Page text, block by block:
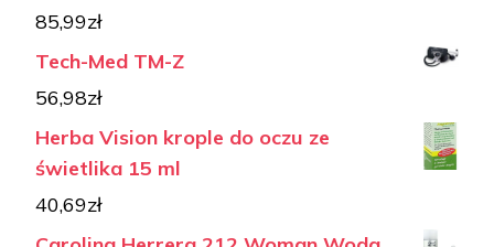
85,99zł
Tech-Med TM-Z
56,98zł
Herba Vision krople do oczu ze
świetlika 15 ml
40,69zł